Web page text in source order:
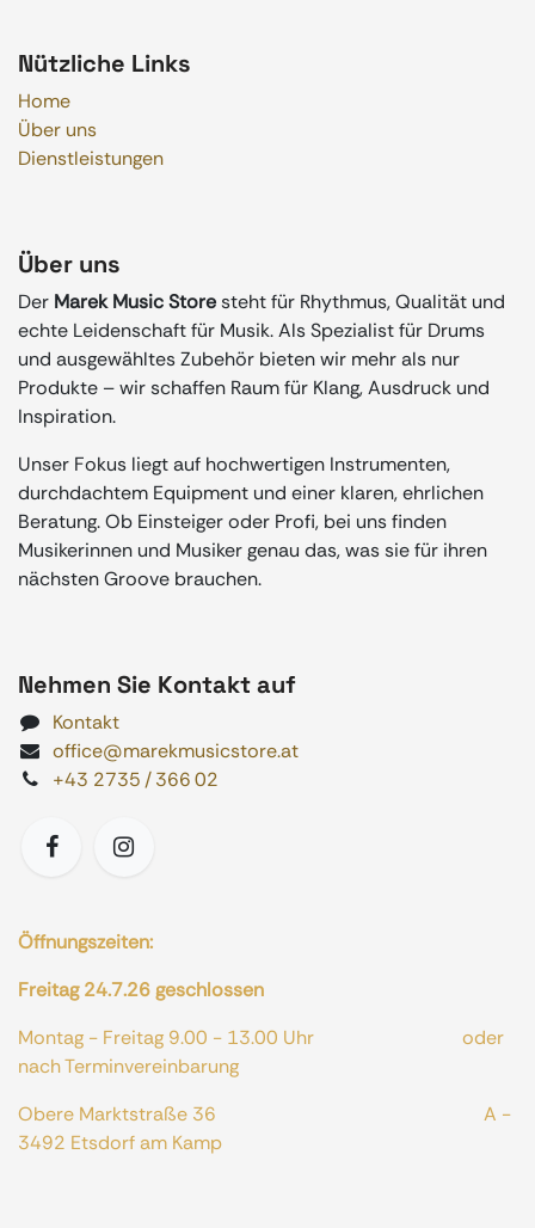
Nützliche Links
Home
Über uns
Dienstleistungen
Über uns
Der Marek Music Storesteht für Rhythmus, Qualität und
echte Leidenschaft für Musik. Als Spezialist für Drums
und ausgewähltes Zubehör bieten wir mehr als nur
Produkte – wir schaffen Raum für Klang, Ausdruck und
Inspiration.
Unser Fokus liegt auf hochwertigen Instrumenten,
durchdachtem Equipment und einer klaren, ehrlichen
Beratung. Ob Einsteiger oder Profi, bei uns finden
Musikerinnen und Musiker genau das, was sie für ihren
nächsten Groove brauchen.
Nehmen Sie Kontakt auf
Kontakt
office@marekmusicstore.at
+43 2735 / 366 02
Öffnungszeiten:
Freitag 24.7.26 geschlossen
Montag - Freitag 9.00 - 13.00 Uhr oder
nach Terminvereinbarung
Obere Marktstraße 36 A -
3492 Etsdorf am Kamp